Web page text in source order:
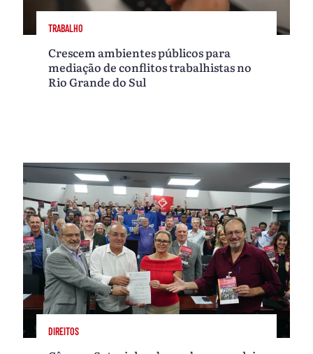
TRABALHO
Crescem ambientes públicos para
mediação de conflitos trabalhistas no
Rio Grande do Sul
DIREITOS